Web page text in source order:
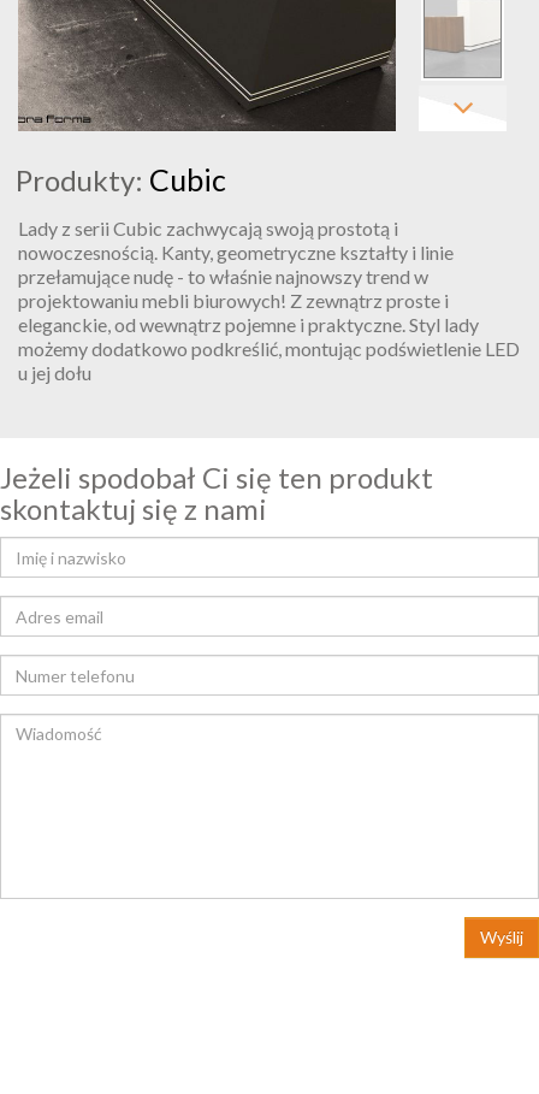
Produkty: Cubic
Lady z serii Cubic zachwycają swoją prostotą i
nowoczesnością. Kanty, geometryczne kształty i linie
przełamujące nudę - to właśnie najnowszy trend w
projektowaniu mebli biurowych! Z zewnątrz proste i
eleganckie, od wewnątrz pojemne i praktyczne. Styl lady
możemy dodatkowo podkreślić, montując podświetlenie LED
u jej dołu
Jeżeli spodobał Ci się ten produkt
skontaktuj się z nami
Wyślij